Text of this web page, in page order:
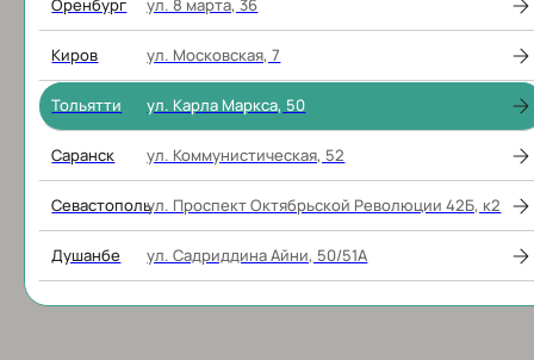
Киров ул. Московская, 7
Тольятти ул. Карла Маркса, 50
Саранск ул. Коммунистическая, 52
Севастопольул. Проспект Октябрьской Революции 42Б, к2
Душанбе ул. Садриддина Айни, 50/51А